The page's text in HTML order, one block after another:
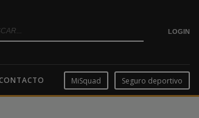
LOGIN
MiSquad Seguro deportivo